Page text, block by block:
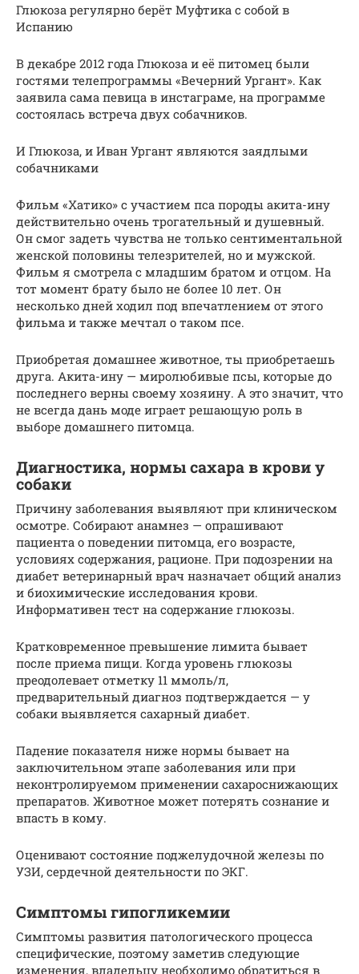
Глюкоза регулярно берёт Муфтика с собой в
Испанию
В декабре 2012 года Глюкоза и её питомец были
гостями телепрограммы «Вечерний Ургант». Как
заявила сама певица в инстаграме, на программе
состоялась встреча двух собачников.
И Глюкоза, и Иван Ургант являются заядлыми
собачниками
Фильм «Хатико» с участием пса породы акита-ину
действительно очень трогательный и душевный.
Он смог задеть чувства не только сентиментальной
женской половины телезрителей, но и мужской.
Фильм я смотрела с младшим братом и отцом. На
тот момент брату было не более 10 лет. Он
несколько дней ходил под впечатлением от этого
фильма и также мечтал о таком псе.
Приобретая домашнее животное, ты приобретаешь
друга. Акита-ину — миролюбивые псы, которые до
последнего верны своему хозяину. А это значит, что
не всегда дань моде играет решающую роль в
выборе домашнего питомца.
Диагностика, нормы сахара в крови у
собаки
Причину заболевания выявляют при клиническом
осмотре. Собирают анамнез — опрашивают
пациента о поведении питомца, его возрасте,
условиях содержания, рационе. При подозрении на
диабет ветеринарный врач назначает общий анализ
и биохимические исследования крови.
Информативен тест на содержание глюкозы.
Кратковременное превышение лимита бывает
после приема пищи. Когда уровень глюкозы
преодолевает отметку 11 ммоль/л,
предварительный диагноз подтверждается — у
собаки выявляется сахарный диабет.
Падение показателя ниже нормы бывает на
заключительном этапе заболевания или при
неконтролируемом применении сахароснижающих
препаратов. Животное может потерять сознание и
впасть в кому.
Оценивают состояние поджелудочной железы по
УЗИ, сердечной деятельности по ЭКГ.
Симптомы гипогликемии
Симптомы развития патологического процесса
специфические, поэтому заметив следующие
изменения, владельцу необходимо обратиться в